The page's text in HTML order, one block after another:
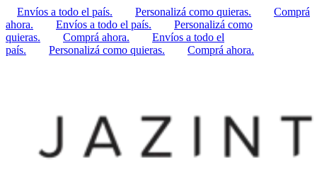
Envíos a todo el país. Personalizá como quieras.
Comprá
ahora.
Envíos a todo el país.
Personalizá como
quieras.
Comprá ahora.
Envíos a todo el
país.
Personalizá como quieras. Comprá ahora.